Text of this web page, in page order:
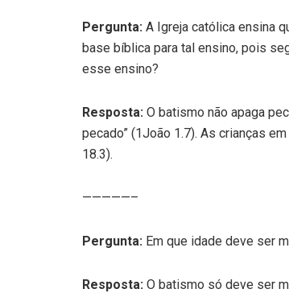
Pergunta: A Igreja católica ensina
base bíblica para tal ensino, pois
esse ensino?
Resposta: O batismo não apaga
pecado” (1João 1.7). As crianças
18.3).
—————–
Pergunta: Em que idade deve ser
Resposta: O batismo só deve ser